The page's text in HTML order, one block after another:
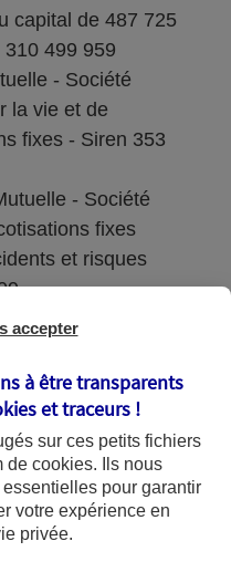
capital de 487 725
499 959
- Société
la vie et de
fixes - Siren 353
- Société
fixes
et risques
de l’Arche –
de contrôle
(ACPR) : - 4
- 75436
des procédures de
et les
accepter
à être transparents
et traceurs !
sur ces petits fichiers
de cookies. Ils nous
pour garantir
votre expérience en
privée.